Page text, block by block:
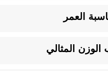
العمر
المثالي